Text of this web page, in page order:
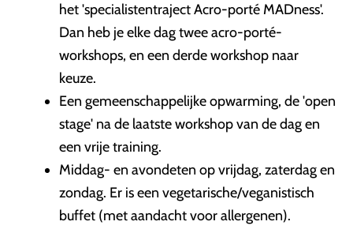
het 'specialistentraject Acro-porté MADness'.
Dan heb je elke dag twee acro-porté-
workshops, en een derde workshop naar
keuze.
Een gemeenschappelijke opwarming, de 'open
stage' na de laatste workshop van de dag en
een vrije training.
Middag- en avondeten op vrijdag, zaterdag en
zondag. Er is een vegetarische/veganistisch
buffet (met aandacht voor allergenen).